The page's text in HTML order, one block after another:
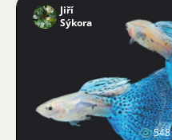
Jiří
Sýkora
548